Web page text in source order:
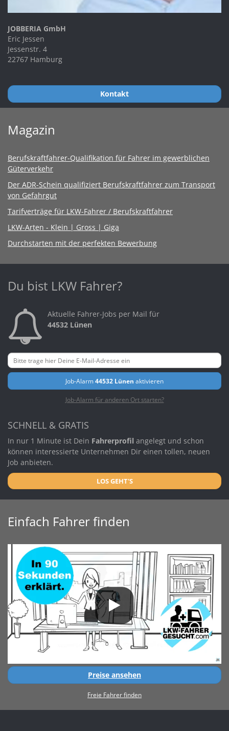
JOBBERIA GmbH
Eric Jessen
Jessenstr. 4
22767 Hamburg
Kontakt
Magazin
Berufskraftfahrer-Qualifikation für Fahrer im gewerblichen
Güterverkehr
Der ADR-Schein qualifiziert Berufskraftfahrer zum Transport
von Gefahrgut
Tarifverträge für LKW-Fahrer / Berufskraftfahrer
LKW-Arten - Klein | Gross | Giga
Durchstarten mit der perfekten Bewerbung
Du bist LKW Fahrer?
Aktuelle Fahrer-Jobs per Mail für
44532 Lünen
Job-Alarm44532 Lünen aktivieren
Job-Alarm für anderen Ort starten?
SCHNELL & GRATIS
In nur 1 Minute ist Dein Fahrerprofil angelegt und schon
können interessierte Unternehmen Dir einen tollen, neuen
Job anbieten.
LOS GEHT'S
Einfach Fahrer finden
Preise ansehen
Freie Fahrer finden